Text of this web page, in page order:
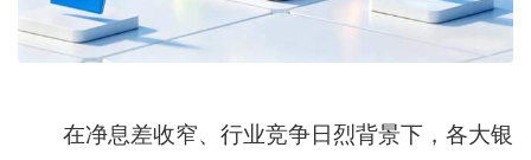
在净息差收窄、行业竞争日烈背景下，各大银